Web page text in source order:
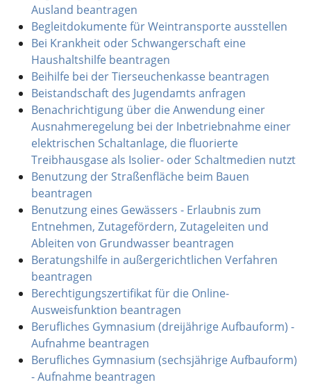
Ausland beantragen
Begleitdokumente für Weintransporte ausstellen
Bei Krankheit oder Schwangerschaft eine
Haushaltshilfe beantragen
Beihilfe bei der Tierseuchenkasse beantragen
Beistandschaft des Jugendamts anfragen
Benachrichtigung über die Anwendung einer
Ausnahmeregelung bei der Inbetriebnahme einer
elektrischen Schaltanlage, die fluorierte
Treibhausgase als Isolier- oder Schaltmedien nutzt
Benutzung der Straßenfläche beim Bauen
beantragen
Benutzung eines Gewässers - Erlaubnis zum
Entnehmen, Zutagefördern, Zutageleiten und
Ableiten von Grundwasser beantragen
Beratungshilfe in außergerichtlichen Verfahren
beantragen
Berechtigungszertifikat für die Online-
Ausweisfunktion beantragen
Berufliches Gymnasium (dreijährige Aufbauform) -
Aufnahme beantragen
Berufliches Gymnasium (sechsjährige Aufbauform)
- Aufnahme beantragen